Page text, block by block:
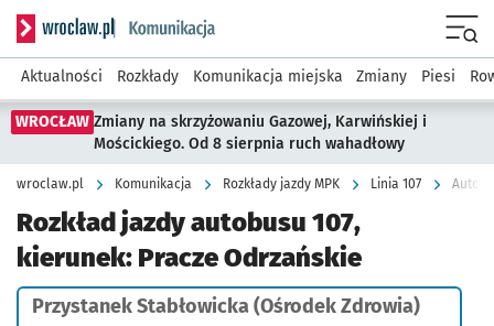
Serwis informacyjny wroclaw.pl podserwis: Komunikacja
Aktualności Rozkłady Komunikacja miejska Zmiany Piesi
WROCŁAW Zmiany na skrzyżowaniu Gazowej, Karwińskiej i
Mościckiego. Od 8 sierpnia ruch wahadłowy
wroclaw.pl Komunikacja Rozkłady jazdy MPK Linia 107
Rozkład jazdy autobusu 107,
kierunek: Pracze Odrzańskie
Przystanek Stabłowicka (Ośrodek Zdrowia)